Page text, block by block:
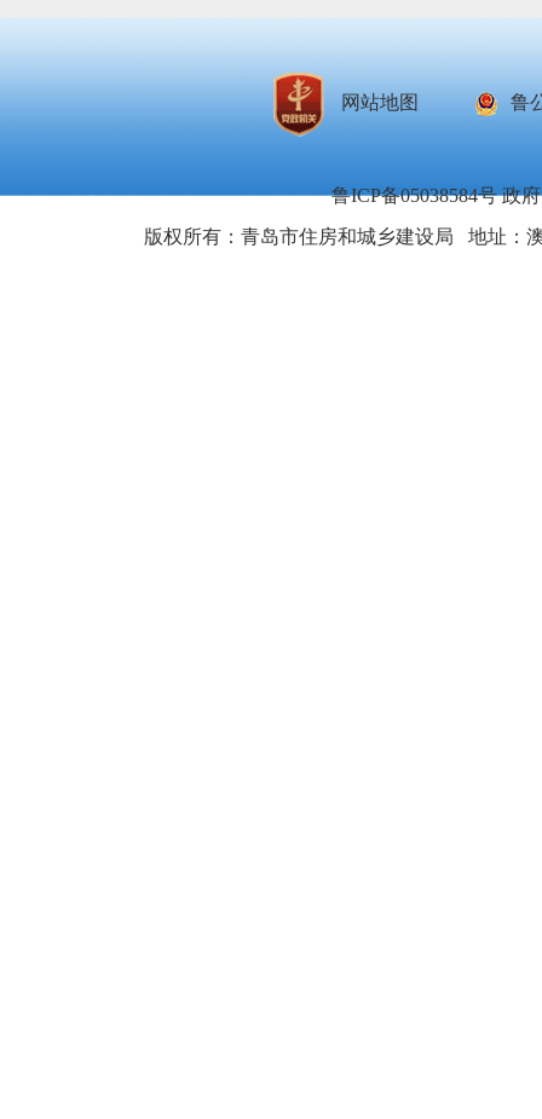
网站地图 鲁
鲁ICP备05038584号政府
版权所有：青岛市住房和城乡建设局
地址：